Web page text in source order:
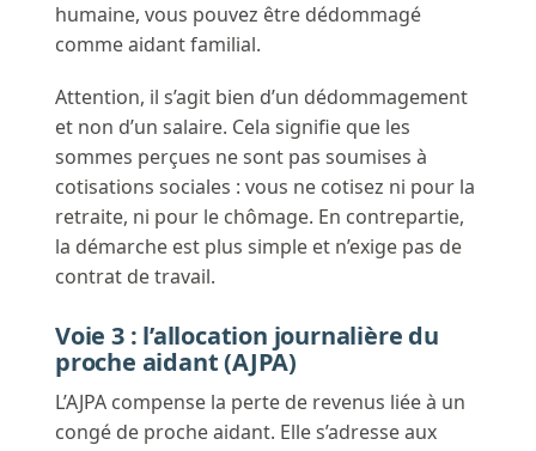
humaine, vous pouvez être dédommagé
comme aidant familial.
Attention, il s’agit bien d’un dédommagement
et non d’un salaire. Cela signifie que les
sommes perçues ne sont pas soumises à
cotisations sociales : vous ne cotisez ni pour la
retraite, ni pour le chômage. En contrepartie,
la démarche est plus simple et n’exige pas de
contrat de travail.
Voie 3 : l’allocation journalière du
proche aidant (AJPA)
L’AJPA compense la perte de revenus liée à un
congé de proche aidant. Elle s’adresse aux